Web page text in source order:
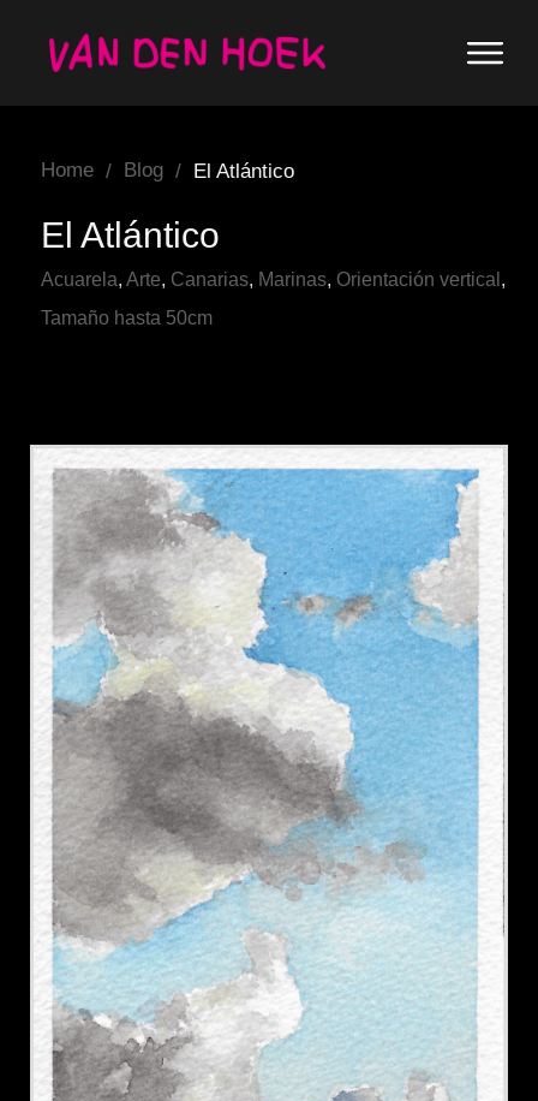
Home / Blog / El Atlántico
El Atlántico
Acuarela, Arte, Canarias, Marinas, Orientación vertical ,
Tamaño hasta 50cm